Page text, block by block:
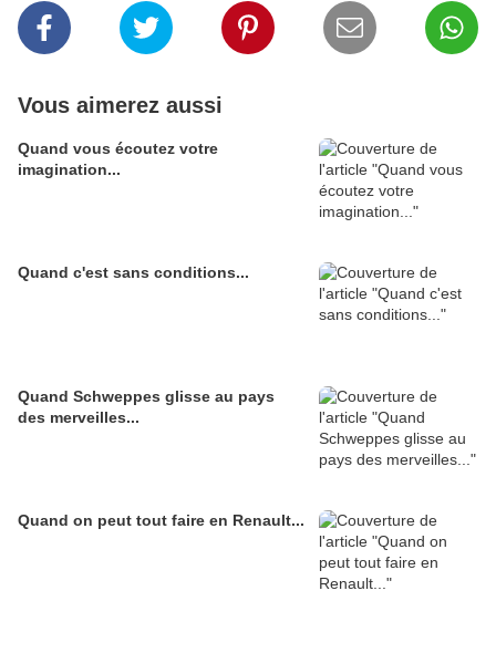
Vous aimerez aussi
Quand vous écoutez votre
imagination...
Quand c'est sans conditions...
Quand Schweppes glisse au pays
des merveilles...
Quand on peut tout faire en Renault...